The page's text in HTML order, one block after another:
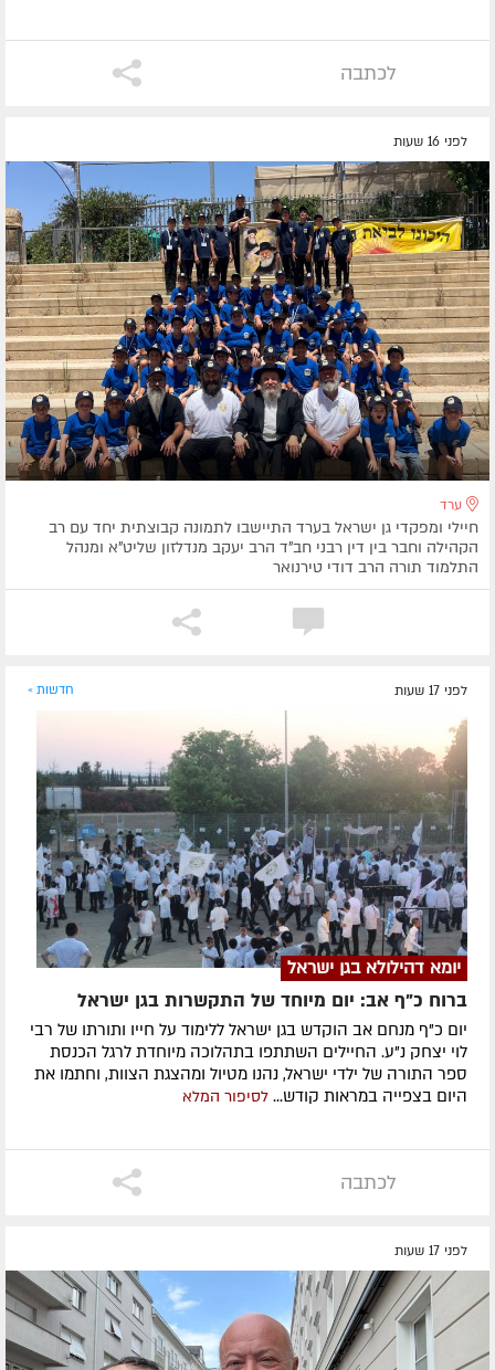
לכתבה
לפני 16 שעות
ערד
חיילי ומפקדי גן ישראל בערד התיישבו לתמונה קבוצתית יחד עם רב
הקהילה וחבר בין דין רבני חב"ד הרב יעקב מנדלזון שליט"א ומנהל
התלמוד תורה הרב דודי טירנואר
לפני 17 שעות חדשות »
יומא דהילולא בגן ישראל
ברוח כ"ף אב: יום מיוחד של התקשרות בגן ישראל
יום כ"ף מנחם אב הוקדש בגן ישראל ללימוד על חייו ותורתו של רבי
לוי יצחק נ"ע. החיילים השתתפו בתהלוכה מיוחדת לרגל הכנסת
ספר התורה של ילדי ישראל, נהנו מטיול ומהצגת הצוות, וחתמו את
היום בצפייה במראות קודש... לסיפור המלא
לכתבה
לפני 17 שעות